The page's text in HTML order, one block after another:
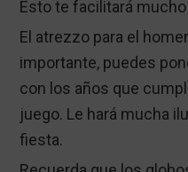
Esto te facilitará mucho
El atrezzo para el
importante, puedes
con los años que
juego. Le hará mucha
fiesta.